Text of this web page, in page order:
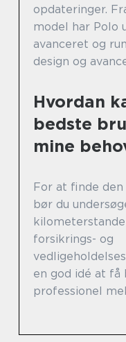
opdateringer.
model har Polo
avanceret og
design og
Hvordan
bedste
mine
For at finde
bør du
forsikrings- og
en god idé at få
professionel